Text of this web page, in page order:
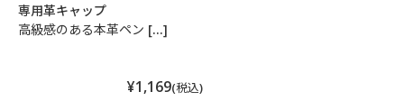
専用革キャップ
高級感のある本革ペン […]
¥1,169(税込)